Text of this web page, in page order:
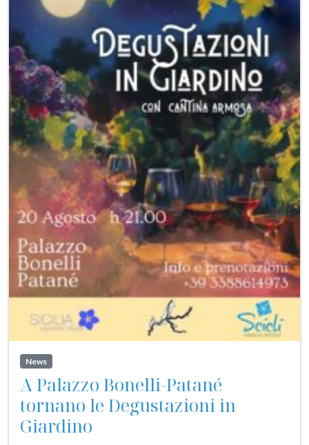
News
A Palazzo Bonelli-Patané
tornano le Degustazioni in
Giardino